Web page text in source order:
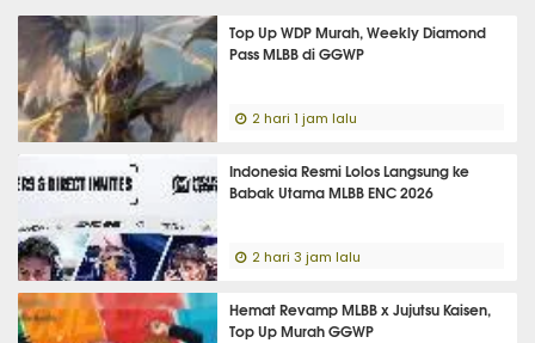
Top Up WDP Murah, Weekly Diamond
Pass MLBB di GGWP
2 hari 1 jam lalu
Indonesia Resmi Lolos Langsung ke
Babak Utama MLBB ENC 2026
2 hari 3 jam lalu
Hemat Revamp MLBB x Jujutsu Kaisen,
Top Up Murah GGWP